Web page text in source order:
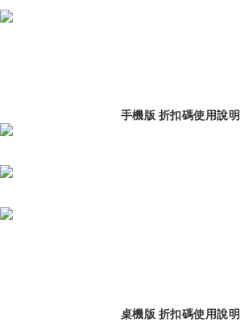
手機版 折扣碼使用說明
桌機版 折扣碼使用說明